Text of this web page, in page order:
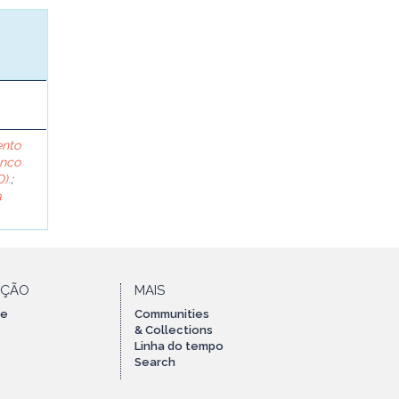
;
MAIS
Communities
& Collections
Linha do tempo
Search